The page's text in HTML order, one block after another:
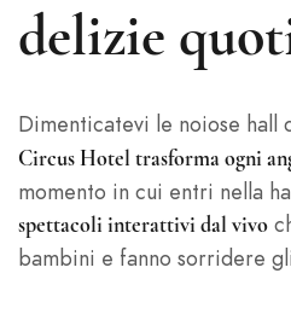
delizie
Dimenticatevi le noiose hall
Circus Hotel trasforma ogni
momento in cui entri nella
spettacoli interattivi dal vivo
bambini e fanno sorridere